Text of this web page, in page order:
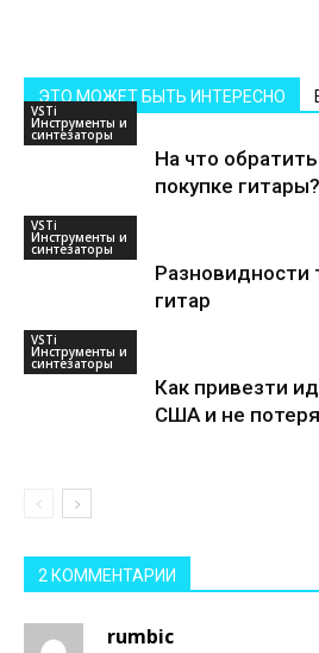
ЭТО МОЖЕТ БЫТЬ ИНТЕРЕСНО
VSTi
Инструменты и
синтезаторы
На что
покупке гитары?
VSTi
Инструменты и
синтезаторы
Разновидности
гитар
VSTi
Инструменты и
синтезаторы
Как привезти
США и не
2 КОММЕНТАРИИ
rumbic